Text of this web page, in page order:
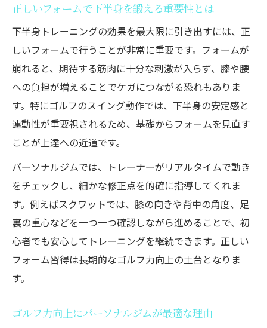
果
下半身トレーニングとゴルフの実践的関係
ゴルフ上達の鍵は下半身フォームの最適化
ゴルフ目的なら続けやすいジム選びが鍵
ゴルフに特化したパーソナルジム選びのコ
ツ
続けやすいジムの特徴とパーソナルジム活
用法
パーソナルジム選びでゴルフ下半身強化を
実現
無理なく通えるパーソナルジムの選択ポイ
ント
体幹も鍛える墨田区東向島の新習慣提案
正しいフォームで下半身を鍛える重要性とは
下半身トレーニングの効果を最大限に引き出すには、正
しいフォームで行うことが非常に重要です。フォームが
崩れると、期待する筋肉に十分な刺激が入らず、膝や腰
への負担が増えることでケガにつながる恐れもありま
す。特にゴルフのスイング動作では、下半身の安定感と
連動性が重要視されるため、基礎からフォームを見直す
ことが上達への近道です。
パーソナルジムでは、トレーナーがリアルタイムで動き
をチェックし、細かな修正点を的確に指導してくれま
す。例えばスクワットでは、膝の向きや背中の角度、足
裏の重心などを一つ一つ確認しながら進めることで、初
心者でも安心してトレーニングを継続できます。正しい
フォーム習得は長期的なゴルフ力向上の土台となりま
す。
ゴルフ力向上にパーソナルジムが最適な理由